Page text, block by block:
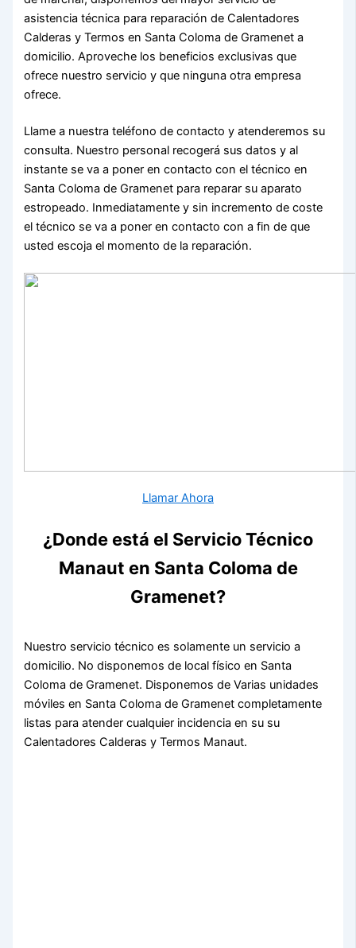
asistencia técnica para reparación de Calentadores
Calderas y Termos en Santa Coloma de Gramenet a
domicilio. Aproveche los beneficios exclusivas que
ofrece nuestro servicio y que ninguna otra empresa
ofrece.
Llame a nuestra teléfono de contacto y atenderemos su
consulta. Nuestro personal recogerá sus datos y al
instante se va a poner en contacto con el técnico en
Santa Coloma de Gramenet para reparar su aparato
estropeado. Inmediatamente y sin incremento de coste
el técnico se va a poner en contacto con a fin de que
usted escoja el momento de la reparación.
Llamar Ahora
¿Donde está el Servicio Técnico
Manaut en Santa Coloma de
Gramenet?
Nuestro servicio técnico es solamente un servicio a
domicilio. No disponemos de local físico en Santa
Coloma de Gramenet. Disponemos de Varias unidades
móviles en Santa Coloma de Gramenet completamente
listas para atender cualquier incidencia en su su
Calentadores Calderas y Termos Manaut.